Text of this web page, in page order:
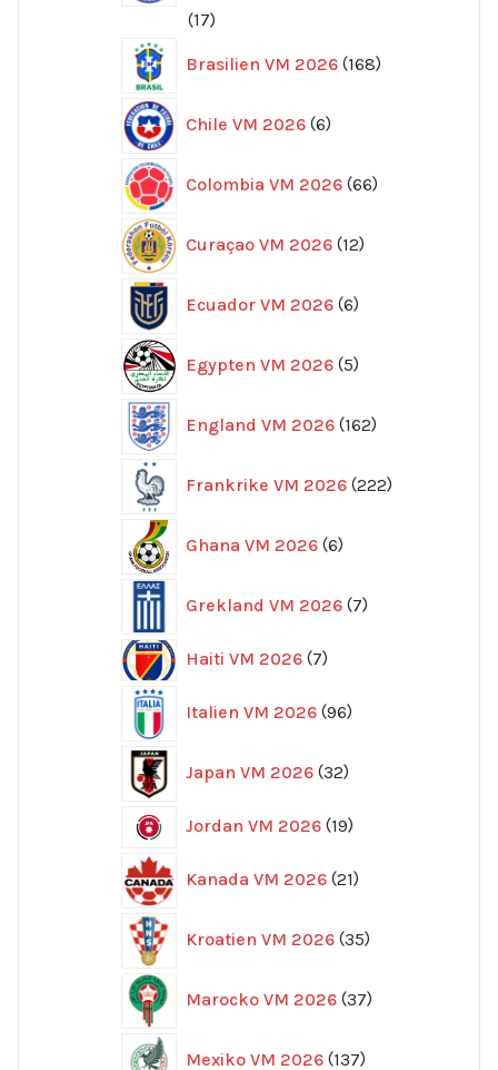
1717
Brasilien VM 2026 168
produkter
Chile VM 2026 6
produkter
Colombia VM 2026 66
produkter
Curaçao VM 2026 12
produkter
Ecuador VM 2026 6
produkter
Egypten VM 2026 5
produkter
England VM 2026 162
produkter
Frankrike VM 2026 222
produkter
Ghana VM 2026 6
produkter
Grekland VM 2026 7
produkter
Haiti VM 2026 77
Italien VM 2026 96
produkter
Japan VM 2026 32
produkter
Jordan VM 2026 1919
Kanada VM 2026 21
produkter
Kroatien VM 2026 35
produkter
Marocko VM 2026 37
produkter
Mexiko VM 2026 137